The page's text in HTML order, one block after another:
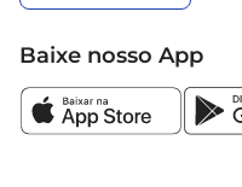
Baixe nosso App